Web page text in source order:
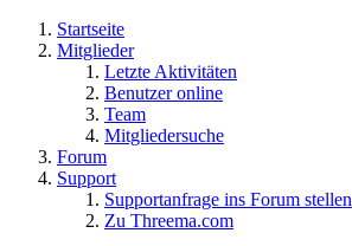
Startseite
Mitglieder
Letzte Aktivitäten
Benutzer online
Team
Mitgliedersuche
Forum
Support
Supportanfrage ins Forum stellen
Zu Threema.com